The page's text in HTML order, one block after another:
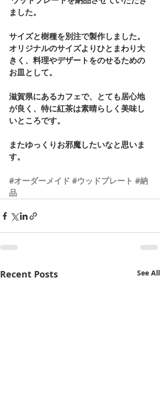
ました。
サイズと樹種を別注で製作しました。
オリジナルのサイズよりひとまわり大
きく、料理やデザートをのせるための
お皿として。
滋賀県にあるカフェで、とても居心地
が良く、特に紅茶は素晴らしく美味し
いところです。
またゆっくりお邪魔したいなと思いま
す。
#オーダーメイド #ウッドプレート #納
品
Recent Posts See All